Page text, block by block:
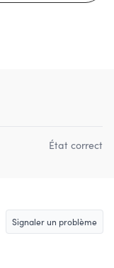
État correct
Signaler un problème